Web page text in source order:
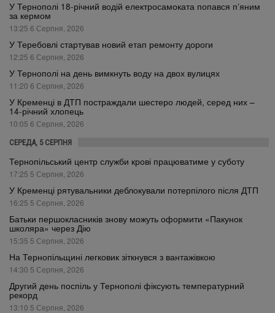
У Тернополі 18-річний водій електросамоката попався п’яним
за кермом
13:25 6 Серпня, 2026
У Теребовлі стартував новий етап ремонту дороги
12:25 6 Серпня, 2026
У Тернополі на день вимкнуть воду на двох вулицях
11:20 6 Серпня, 2026
У Кременці в ДТП постраждали шестеро людей, серед них –
14-річний хлопець
10:05 6 Серпня, 2026
СЕРЕДА, 5 СЕРПНЯ
Тернопільський центр служби крові працюватиме у суботу
17:25 5 Серпня, 2026
У Кременці рятувальники деблокували потерпілого після ДТП
16:25 5 Серпня, 2026
Батьки першокласників знову можуть оформити «Пакунок
школяра» через Дію
15:35 5 Серпня, 2026
На Тернопільщині легковик зіткнувся з вантажівкою
14:30 5 Серпня, 2026
Другий день поспіль у Тернополі фіксують температурний
рекорд
13:10 5 Серпня, 2026